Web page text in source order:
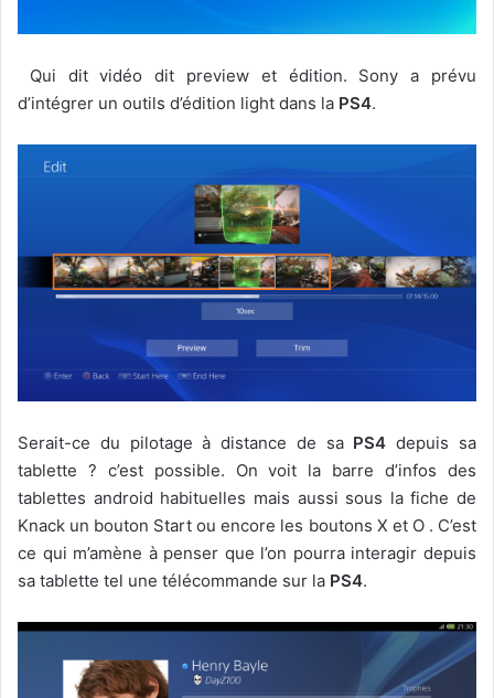
Qui dit vidéo dit preview et édition. Sony a prévu
d’intégrer un outils d’édition light dans la PS4.
Serait-ce du pilotage à distance de sa PS4 depuis sa
tablette ? c’est possible. On voit la barre d’infos des
tablettes android habituelles mais aussi sous la fiche de
Knack un bouton Start ou encore les boutons X et O . C’est
ce qui m’amène à penser que l’on pourra interagir depuis
sa tablette tel une télécommande sur la PS4.